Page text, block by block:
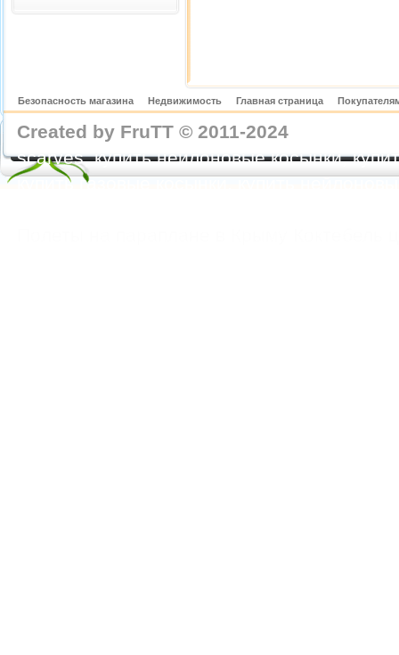
Безопасность магазина Недвижимость Главная страница
Created by FruTT © 2011-2024
scarves, купить нейлоновые косынки,
купить газовые косынки, купить